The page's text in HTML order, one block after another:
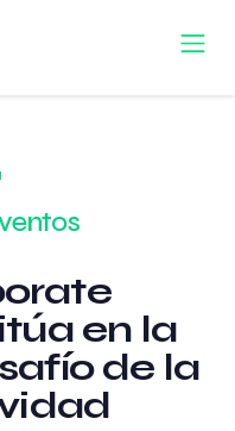
en la
de la